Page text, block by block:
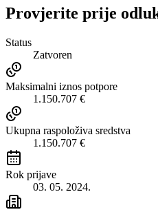
Provjerite prije
Status
Zatvoren
Maksimalni iznos potpore
1.150.707 €
Ukupna raspoloživa sredstva
1.150.707 €
Rok prijave
03. 05. 2024.